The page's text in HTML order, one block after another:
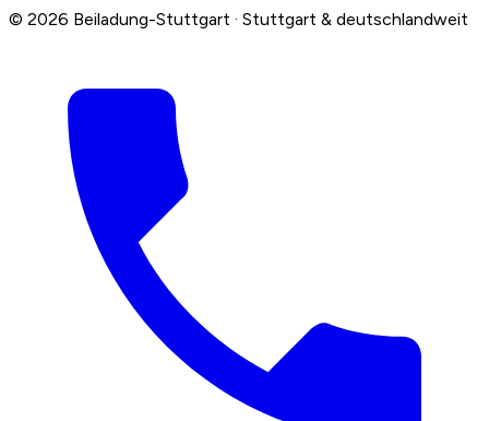
© 2026 Beiladung-Stuttgart · Stuttgart & deutschlandweit